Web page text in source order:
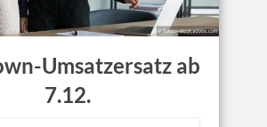
Umsatzersatz ab
7.12.